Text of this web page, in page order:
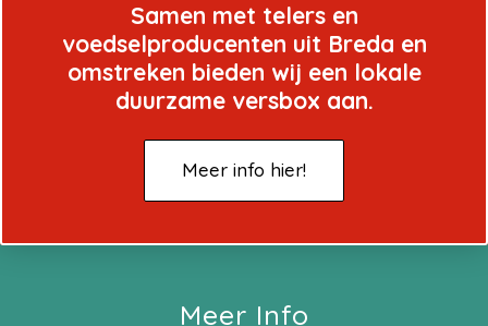
Samen met telers en
voedselproducenten uit Breda en
omstreken bieden wij een lokale
duurzame versbox aan.
Meer info hier!
Meer Info